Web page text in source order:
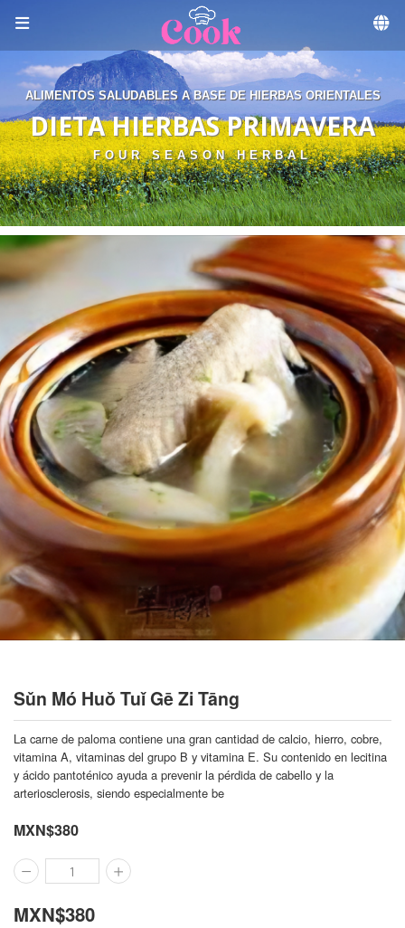
Skip to menu
ALIMENTOS SALUDABLES A BASE DE HIERBAS ORIENTALES
DIETA HIERBAS PRIMAVERA
FOUR SEASON HERBAL
Sǔn Mó Huǒ Tuǐ Gē Zi Tāng
La carne de paloma contiene una gran cantidad de calcio, hierro, cobre,
vitamina A, vitaminas del grupo B y vitamina E. Su contenido en lecitina
y ácido pantoténico ayuda a prevenir la pérdida de cabello y la
arteriosclerosis, siendo especialmente be
MXN$380
MXN$380